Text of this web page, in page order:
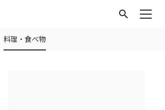
search
料理・食べ物